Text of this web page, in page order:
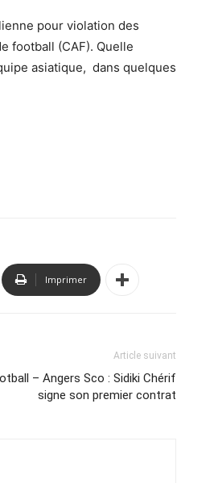
pour violation des
football (CAF). Quelle
asiatique, dans quelques
Imprimer
Article suivant
– Angers Sco : Sidiki Chérif
signe son premier contrat